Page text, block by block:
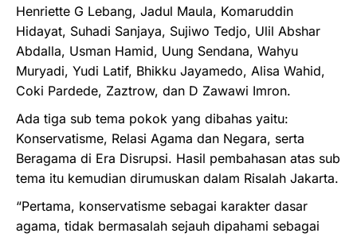
Henriette G Lebang, Jadul Maula, Komaruddin
Hidayat, Suhadi Sanjaya, Sujiwo Tedjo, Ulil Abshar
Abdalla, Usman Hamid, Uung Sendana, Wahyu
Muryadi, Yudi Latif, Bhikku Jayamedo, Alisa Wahid,
Coki Pardede, Zaztrow, dan D Zawawi Imron.
Ada tiga sub tema pokok yang dibahas yaitu:
Konservatisme, Relasi Agama dan Negara, serta
Beragama di Era Disrupsi. Hasil pembahasan atas sub
tema itu kemudian dirumuskan dalam Risalah Jakarta.
“Pertama, konservatisme sebagai karakter dasar
agama, tidak bermasalah sejauh dipahami sebagai